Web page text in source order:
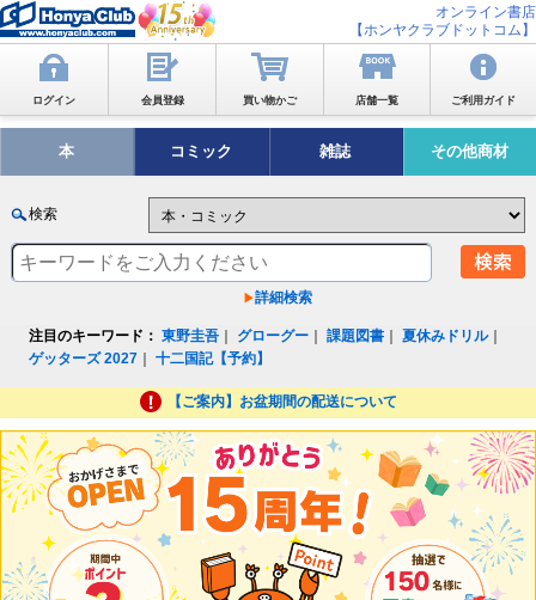
オンライン書店
【ホンヤクラブドットコム】
ログイン 会員登録 買い物かご 店舗一覧 ご利用ガイド
本 コミック 雑誌 その他商材
検索
詳細検索
注目のキーワード： 東野圭吾 グローグー ｜課題図書 ｜夏休みドリル｜
ゲッターズ 2027 ｜十二国記【予約】
【ご案内】お盆期間の配送について